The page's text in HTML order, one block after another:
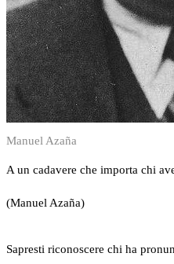
Manuel Azaña
A un cadavere che importa chi
(Manuel Azaña)
Sapresti riconoscere chi ha